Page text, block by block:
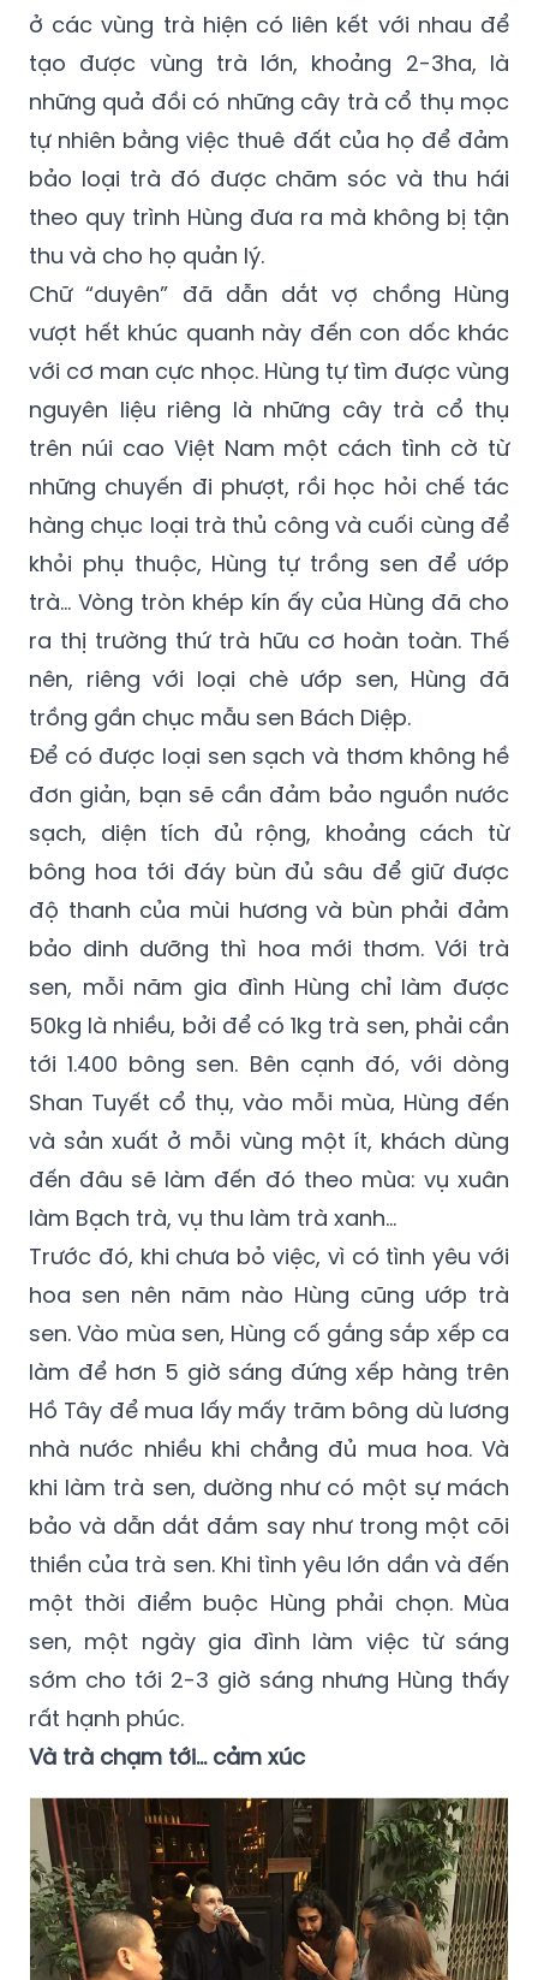
ở các vùng trà hiện có liên kết với nhau để
tạo được vùng trà lớn, khoảng 2-3ha, là
những quả đồi có những cây trà cổ thụ mọc
tự nhiên bằng việc thuê đất của họ để đảm
bảo loại trà đó được chăm sóc và thu hái
theo quy trình Hùng đưa ra mà không bị tận
thu và cho họ quản lý.
Chữ “duyên” đã dẫn dắt vợ chồng Hùng
vượt hết khúc quanh này đến con dốc khác
với cơ man cực nhọc. Hùng tự tìm được vùng
nguyên liệu riêng là những cây trà cổ thụ
trên núi cao Việt Nam một cách tình cờ từ
những chuyến đi phượt, rồi học hỏi chế tác
hàng chục loại trà thủ công và cuối cùng để
khỏi phụ thuộc, Hùng tự trồng sen để ướp
trà… Vòng tròn khép kín ấy của Hùng đã cho
ra thị trường thứ trà hữu cơ hoàn toàn. Thế
nên, riêng với loại chè ướp sen, Hùng đã
trồng gần chục mẫu sen Bách Diệp.
Để có được loại sen sạch và thơm không hề
đơn giản, bạn sẽ cần đảm bảo nguồn nước
sạch, diện tích đủ rộng, khoảng cách từ
bông hoa tới đáy bùn đủ sâu để giữ được
độ thanh của mùi hương và bùn phải đảm
bảo dinh dưỡng thì hoa mới thơm. Với trà
sen, mỗi năm gia đình Hùng chỉ làm được
50kg là nhiều, bởi để có 1kg trà sen, phải cần
tới 1.400 bông sen. Bên cạnh đó, với dòng
Shan Tuyết cổ thụ, vào mỗi mùa, Hùng đến
và sản xuất ở mỗi vùng một ít, khách dùng
đến đâu sẽ làm đến đó theo mùa: vụ xuân
làm Bạch trà, vụ thu làm trà xanh…
Trước đó, khi chưa bỏ việc, vì có tình yêu với
hoa sen nên năm nào Hùng cũng ướp trà
sen. Vào mùa sen, Hùng cố gắng sắp xếp ca
làm để hơn 5 giờ sáng đứng xếp hàng trên
Hồ Tây để mua lấy mấy trăm bông dù lương
nhà nước nhiều khi chẳng đủ mua hoa. Và
khi làm trà sen, dường như có một sự mách
bảo và dẫn dắt đắm say như trong một cõi
thiền của trà sen. Khi tình yêu lớn dần và đến
một thời điểm buộc Hùng phải chọn. Mùa
sen, một ngày gia đình làm việc từ sáng
sớm cho tới 2-3 giờ sáng nhưng Hùng thấy
rất hạnh phúc.
Và trà chạm tới… cảm xúc